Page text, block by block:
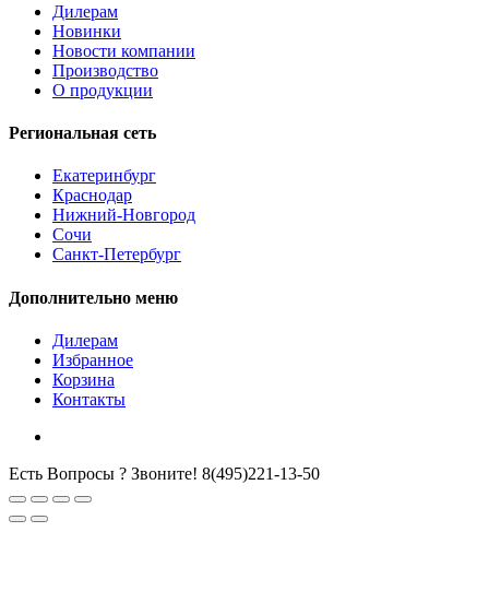
Дилерам
Новинки
Новости компании
Производство
О продукции
Региональная сеть
Екатеринбург
Краснодар
Нижний-Новгород
Сочи
Санкт-Петербург
Дополнительно меню
Дилерам
Избранное
Корзина
Контакты
Есть Вопросы ? Звоните! 8(495)221-13-50